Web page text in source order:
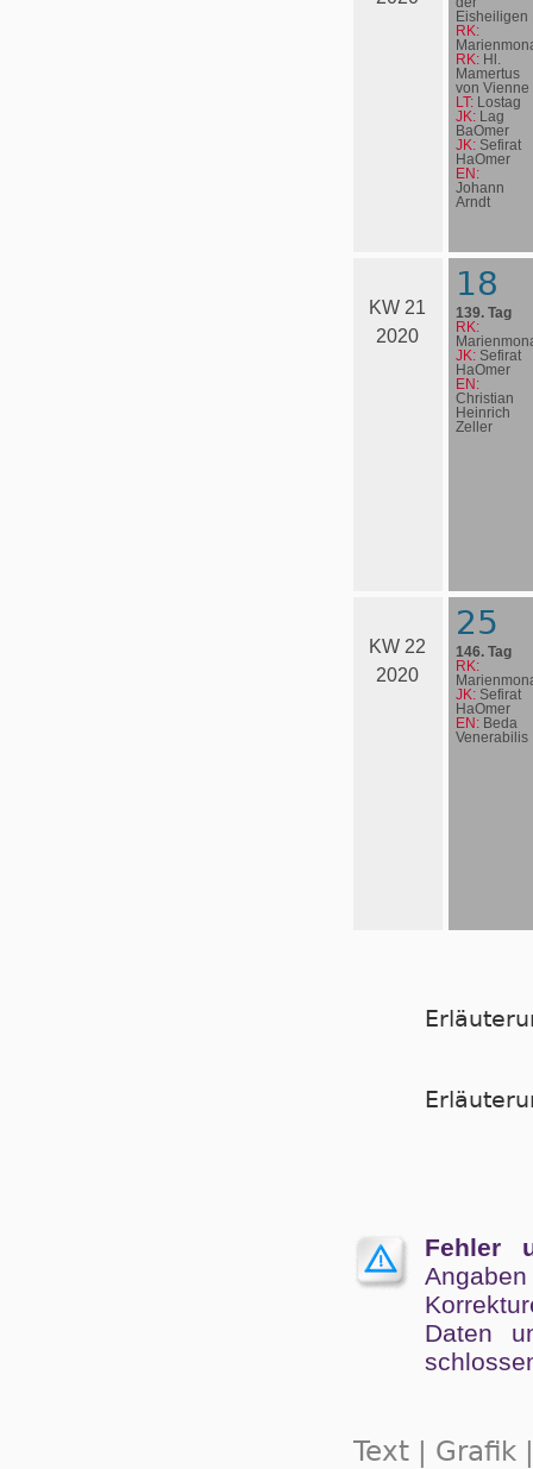
Eisheiligen
RK:
RK: Hl.
Mamertus
von Vienne
LT: Lostag
JK: Lag
BaOmer
JK: Sefirat
HaOmer
EN:
Johann
Arndt
KW 21
2020
18
139. Tag
RK:
JK: Sefirat
HaOmer
EN:
Christian
Heinrich
Zeller
KW 22
2020
25
146. Tag
RK:
JK: Sefirat
HaOmer
EN: Beda
Venerabilis
Fehler
Angaben
Da­ten
Text | Grafik